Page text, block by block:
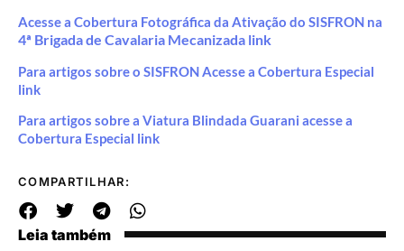
Acesse a Cobertura Fotográfica da Ativação do SISFRON na
4ª Brigada de Cavalaria Mecanizada link
Para artigos sobre o SISFRON Acesse a Cobertura Especial
link
Para artigos sobre a Viatura Blindada Guarani acesse a
Cobertura Especial link
COMPARTILHAR:
Leia também